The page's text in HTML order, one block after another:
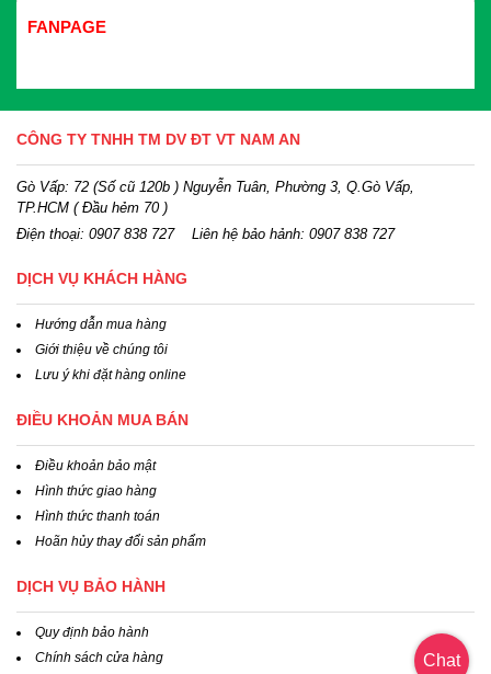
FANPAGE
CÔNG TY TNHH TM DV ĐT VT NAM AN
Gò Vấp: 72 (Số cũ 120b ) Nguyễn Tuân, Phường 3, Q.Gò Vấp,
TP.HCM ( Đầu hẻm 70 )
Điện thoại: 0907 838 727Liên hệ bảo hảnh: 0907 838 727
DỊCH VỤ KHÁCH HÀNG
Hướng dẫn mua hàng
Giới thiệu về chúng tôi
Lưu ý khi đặt hàng online
ĐIỀU KHOẢN MUA BÁN
Điều khoản bảo mật
Hình thức giao hàng
Hình thức thanh toán
Hoãn hủy thay đổi sản phẩm
DỊCH VỤ BẢO HÀNH
Quy định bảo hành
Chính sách cửa hàng
Chat